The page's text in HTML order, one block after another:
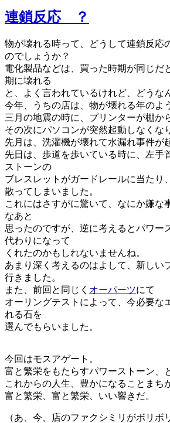
日:
連鎖反応 ？
物が壊れる時って、どうして連鎖反応
のでしょうか？
電化製品などは、買った時期が同じだ
期に壊れる
と、よく言われているけれど、どうな
今年、うちの店は、物が壊れる年のよ
三月の地震の時に、プリンターが棚か
その次にパソコンが突然起動しなくな
先月は、洗濯機が壊れて水漏れ事件が
先日は、歩道を歩いている時に、左手
ストーンの
ブレスレットがガードレールに当たり
散ってしまいました。
これにはさすがに驚いて、なにか嫌な
なあと
思ったのですが、逆に考えるとパワー
代わりになって
くれたのかもしれないませんね。
あまり深く考えるのはよして、新しい
行きました。
また、前回と同じく オーパーツにて
オーリングテストによって、今必要な
れる石を
選んでもらいました。
今回はモスアゲート。
富と繁栄をもたらすパワーストーン、
これからの人生、豊かになることまち
富と繁栄、富と繁栄、いい響きだ。
（あ、今、店のファクシミリがボリボ